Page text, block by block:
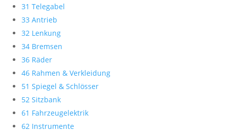
31 Telegabel
33 Antrieb
32 Lenkung
34 Bremsen
36 Räder
46 Rahmen & Verkleidung
51 Spiegel & Schlösser
52 Sitzbank
61 Fahrzeugelektrik
62 Instrumente